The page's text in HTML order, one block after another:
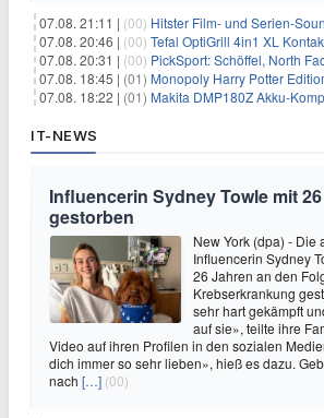
07.08. 21:11 | (00) Hitster Film- und Serien-Soundtracks
07.08. 20:46 | (00) Tefal OptiGrill 4in1 XL
07.08. 20:31 | (00) PickSport: Schöffel, North Face &
07.08. 18:45 | (01) Monopoly Harry Potter
07.08. 18:22 | (01) Makita DMP180Z Akku-
IT-NEWS
Influencerin Sydney Towle mit
gestorben
New York (dpa) - Die
Influencerin Sydney
26 Jahren an den
Krebserkrankung
sehr hart gekämpft
auf sie», teilte ihre
Video auf ihren Profilen in den sozialen
dich immer so sehr lieben», hieß es dazu.
nach […] (00)